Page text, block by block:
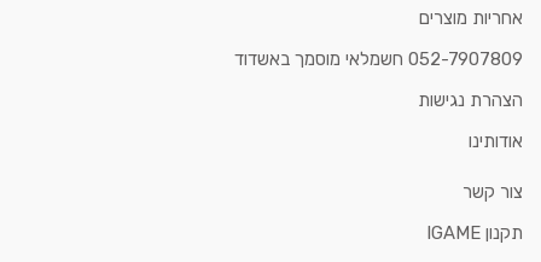
אחריות מוצרים
052-7907809 חשמלאי מוסמך באשדוד
הצהרת נגישות
אודותינו
צור קשר
תקנון IGAME